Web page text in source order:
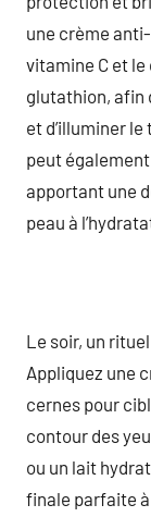
une crème
vitamine C et
glutathion, afin
et d’illuminer
peut
apportant une
peau à
Le soir, un
Appliquez une
cernes pour
contour des
ou un lait
finale parfaite à